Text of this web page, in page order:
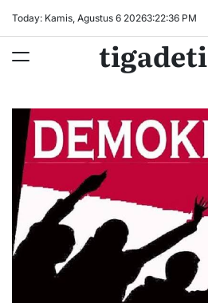
Today: Kamis, Agustus 6 20263:22:36 PM